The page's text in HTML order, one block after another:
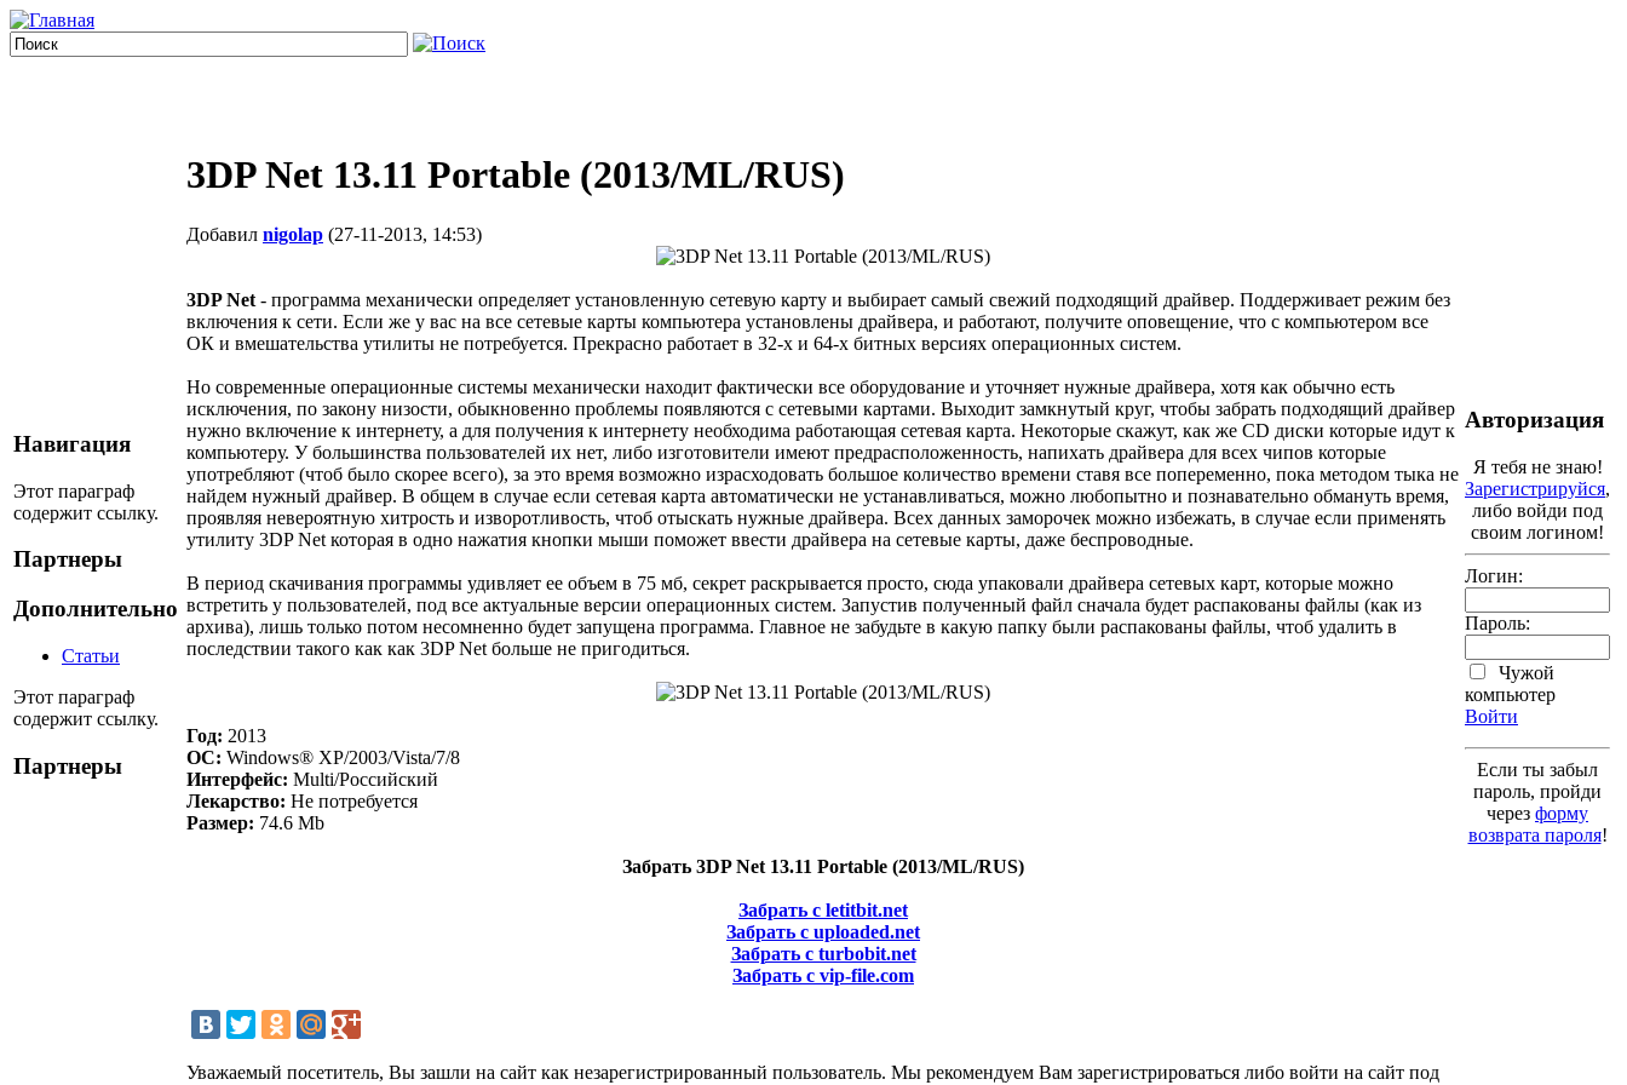
Навигация
Этот параграф
содержит ссылку.
Партнеры
Дополнительно
Статьи
Этот параграф
содержит ссылку.
Партнеры
3DP Net 13.11 Portable (2013/ML/RUS)
Добавил nigolap (27-11-2013, 14:53)
3DP Net - программа механически определяет установленную сетевую карту и выбирает самый свежий подходящий драйвер. Поддерживает режим без
включения к сети. Если же у вас на все сетевые карты компьютера установлены драйвера, и работают, получите оповещение, что с компьютером все
ОК и вмешательства утилиты не потребуется. Прекрасно работает в 32-х и 64-х битных версиях операционных систем.
Но современные операционные системы механически находит фактически все оборудование и уточняет нужные драйвера, хотя как обычно есть
исключения, по закону низости, обыкновенно проблемы появляются с сетевыми картами. Выходит замкнутый круг, чтобы забрать подходящий драйвер
нужно включение к интернету, а для получения к интернету необходима работающая сетевая карта. Некоторые скажут, как же CD диски которые идут к
компьютеру. У большинства пользователей их нет, либо изготовители имеют предрасположенность, напихать драйвера для всех чипов которые
употребляют (чтоб было скорее всего), за это время возможно израсходовать большое количество времени ставя все попеременно, пока методом тыка не
найдем нужный драйвер. В общем в случае если сетевая карта автоматически не устанавливаться, можно любопытно и познавательно обмануть время,
проявляя невероятную хитрость и изворотливость, чтоб отыскать нужные драйвера. Всех данных заморочек можно избежать, в случае если применять
утилиту 3DP Net которая в одно нажатия кнопки мыши поможет ввести драйвера на сетевые карты, даже беспроводные.
В период скачивания программы удивляет ее объем в 75 мб, секрет раскрывается просто, сюда упаковали драйвера сетевых карт, которые можно
встретить у пользователей, под все актуальные версии операционных систем. Запустив полученный файл сначала будет распакованы файлы (как из
архива), лишь только потом несомненно будет запущена программа. Главное не забудьте в какую папку были распакованы файлы, чтоб удалить в
последствии такого как как 3DP Net больше не пригодиться.
Год: 2013
ОС: Windows® XP/2003/Vista/7/8
Интерфейс: Multi/Российский
Лекарство: Не потребуется
Размер: 74.6 Mb
Забрать 3DP Net 13.11 Portable (2013/ML/RUS)
Забрать с letitbit.net
Забрать с uploaded.net
Забрать с turbobit.net
Забрать с vip-file.com
Уважаемый посетитель, Вы зашли на сайт как незарегистрированный пользователь. Мы рекомендуем Вам зарегистрироваться либо войти на сайт под
Авторизация
Я тебя не знаю!
Зарегистрируйся,
либо войди под
своим логином!
Логин:
Пароль:
Чужой
компьютер
Войти
Если ты забыл
пароль, пройди
через форму
возврата пароля!